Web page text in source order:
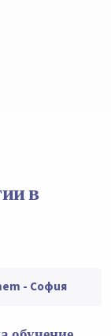
в
- София